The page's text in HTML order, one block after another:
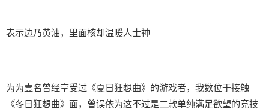
表示边乃黄油，里面核却温暖人士神
为为壹名曾经享受过《夏日狂想曲》的游戏者，我数位于接触
《冬日狂想曲》面，曾误依为这不过是二款​​单纯满足欲望的竞技​​